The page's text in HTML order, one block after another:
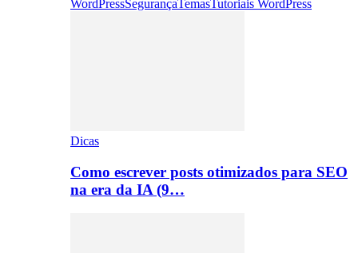
WordPressSegurançaTemasTutoriais WordPress
Dicas
Como escrever posts otimizados para SEO
na era da IA (9…